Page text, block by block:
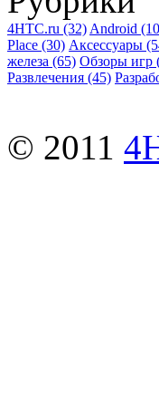
4HTC.ru (32) Android
Place (30) Аксессуары
железа (65) Обзоры игр
Развлечения (45)
© 2011